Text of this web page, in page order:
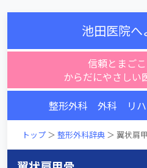
池田医院へ
信頼とまご
からだにやさしい
整形外科 外科 リハ
トップ ＞ 整形外科辞典 ＞ 翼状肩